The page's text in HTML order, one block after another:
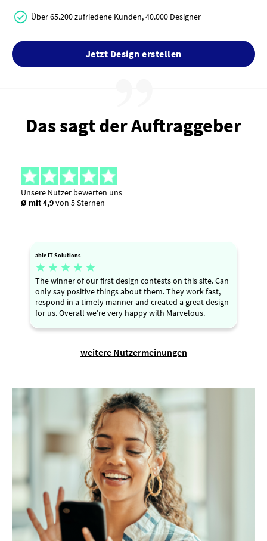
Über 65.200 zufriedene Kunden, 40.000 Designer
Jetzt Design erstellen
Das sagt der Auftraggeber
Unsere Nutzer bewerten uns
Ø mit 4,9von 5 Sternen
able IT Solutions
    
The winner of our first design contests on this site. Can
only say positive things about them. They work fast,
respond in a timely manner and created a great design
for us. Overall we're very happy with Marvelous.
weitere Nutzermeinungen